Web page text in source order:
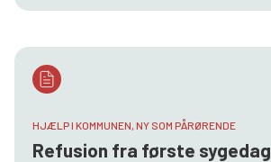
HJÆLP I KOMMUNEN, NY SOM PÅRØRENDE
Refusion fra første sygedag